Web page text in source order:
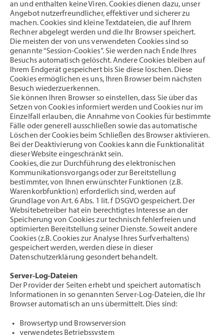
an und enthalten keine Viren. Cookies dienen dazu, unser
Angebot nutzerfreundlicher, effektiver und sicherer zu
machen. Cookies sind kleine Textdateien, die auf Ihrem
Rechner abgelegt werden und die Ihr Browser speichert.
Die meisten der von uns verwendeten Cookies sind so
genannte “Session-Cookies”. Sie werden nach Ende Ihres
Besuchs automatisch gelöscht. Andere Cookies bleiben auf
Ihrem Endgerät gespeichert bis Sie diese löschen. Diese
Cookies ermöglichen es uns, Ihren Browser beim nächsten
Besuch wiederzuerkennen.
Sie können Ihren Browser so einstellen, dass Sie über das
Setzen von Cookies informiert werden und Cookies nur im
Einzelfall erlauben, die Annahme von Cookies für bestimmte
Fälle oder generell ausschließen sowie das automatische
Löschen der Cookies beim Schließen des Browser aktivieren.
Bei der Deaktivierung von Cookies kann die Funktionalität
dieser Website eingeschränkt sein.
Cookies, die zur Durchführung des elektronischen
Kommunikationsvorgangs oder zur Bereitstellung
bestimmter, von Ihnen erwünschter Funktionen (z.B.
Warenkorbfunktion) erforderlich sind, werden auf
Grundlage von Art. 6 Abs. 1 lit. f DSGVO gespeichert. Der
Websitebetreiber hat ein berechtigtes Interesse an der
Speicherung von Cookies zur technisch fehlerfreien und
optimierten Bereitstellung seiner Dienste. Soweit andere
Cookies (z.B. Cookies zur Analyse Ihres Surfverhaltens)
gespeichert werden, werden diese in dieser
Datenschutzerklärung gesondert behandelt.
Server-Log-Dateien
Der Provider der Seiten erhebt und speichert automatisch
Informationen in so genannten Server-Log-Dateien, die Ihr
Browser automatisch an uns übermittelt. Dies sind:
Browsertyp und Browserversion
verwendetes Betriebssystem